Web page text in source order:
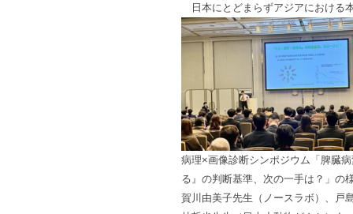
日本にとどまらずアジアにおける
病理×画像診断シンポジウム「脾臓
る』の判断基準、次の一手は？」の
賀川由美子先生（ノースラボ）、戸